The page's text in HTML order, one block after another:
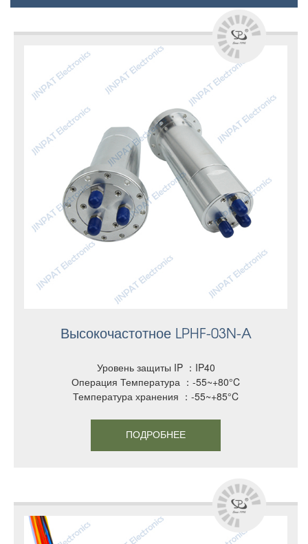
Высокочастотное LPHF-03N-A
Уровень защиты IP ：IP40
Операция Температура ：-55~+80°C
Температура хранения ：-55~+85°C
ПОДРОБНЕЕ